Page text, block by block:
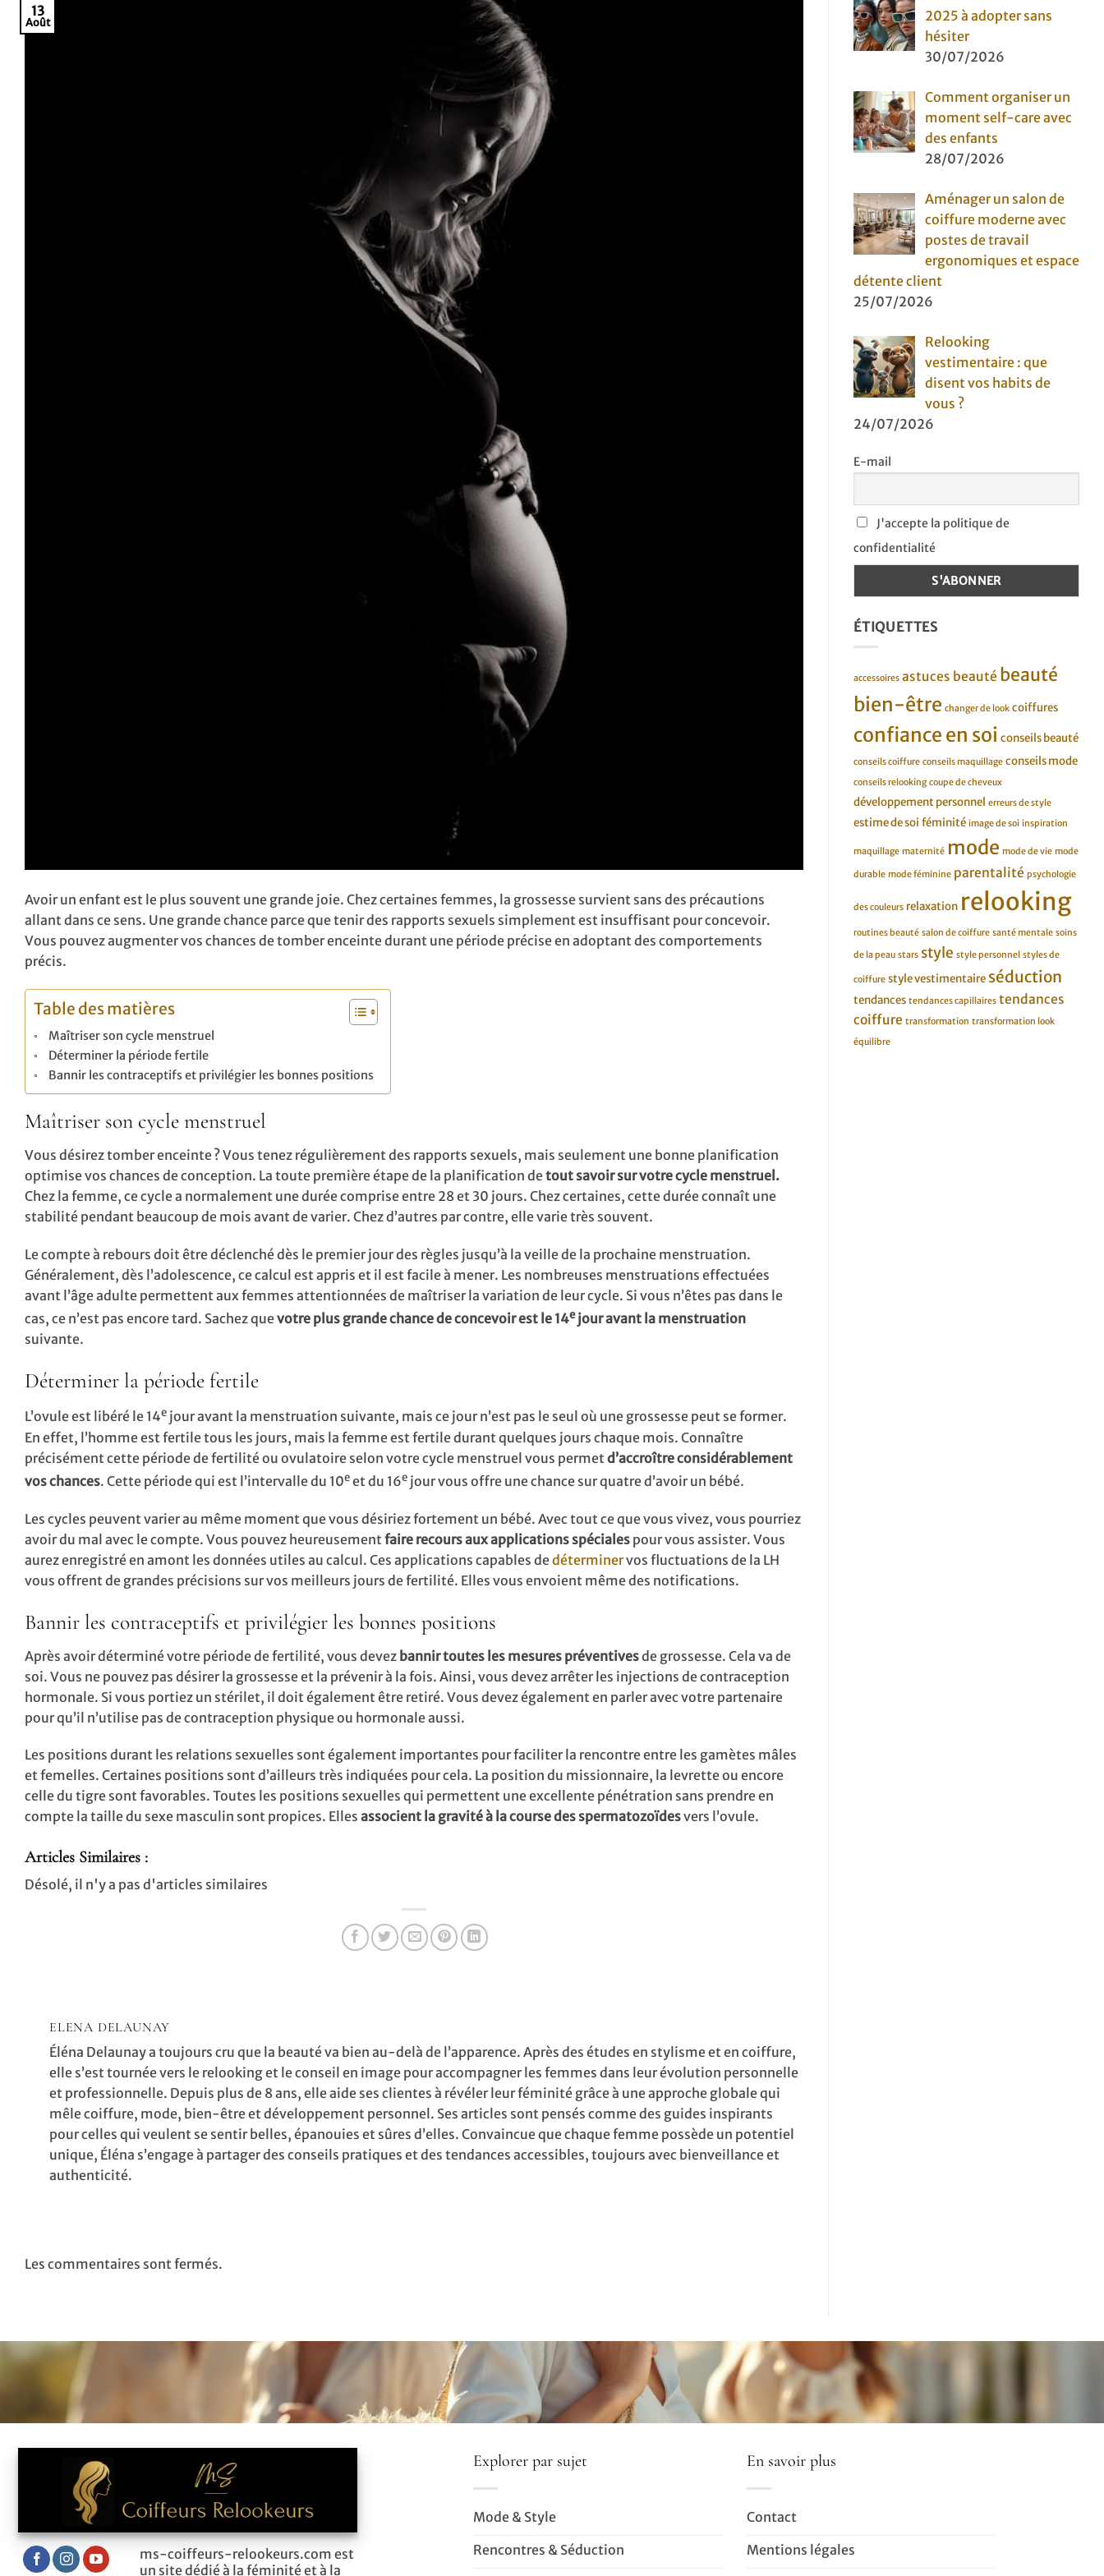
13
Août
Avoir un enfant est le plus souvent une grande joie. Chez certaines femmes, la grossesse survient sans des précautions
allant dans ce sens. Une grande chance parce que tenir des rapports sexuels simplement est insuffisant pour concevoir.
Vous pouvez augmenter vos chances de tomber enceinte durant une période précise en adoptant des comportements
précis.
Table des matières
Maîtriser son cycle menstruel
Déterminer la période fertile
Bannir les contraceptifs et privilégier les bonnes positions
Maîtriser son cycle menstruel
Vous désirez tomber enceinte ? Vous tenez régulièrement des rapports sexuels, mais seulement une bonne planification
optimise vos chances de conception. La toute première étape de la planification detout savoir sur votre cycle menstruel.
Chez la femme, ce cycle a normalement une durée comprise entre 28 et 30 jours. Chez certaines, cette durée connaît une
stabilité pendant beaucoup de mois avant de varier. Chez d’autres par contre, elle varie très souvent.
Le compte à rebours doit être déclenché dès le premier jour des règles jusqu’à la veille de la prochaine menstruation.
Généralement, dès l’adolescence, ce calcul est appris et il est facile à mener. Les nombreuses menstruations effectuées
avant l’âge adulte permettent aux femmes attentionnées de maîtriser la variation de leur cycle. Si vous n’êtes pas dans le
cas, ce n’est pas encore tard. Sachez quevotre plus grande chance de concevoir est le 14ejour avant la menstruation
suivante.
Déterminer la période fertile
L’ovule est libéré le 14e jour avant la menstruation suivante, mais ce jour n’est pas le seul où une grossesse peut se former.
En effet, l’homme est fertile tous les jours, mais la femme est fertile durant quelques jours chaque mois. Connaître
précisément cette période de fertilité ou ovulatoire selon votre cycle menstruel vous permet d’accroître considérablement
vos chances. Cette période qui est l’intervalle du 10eet du 16e jour vous offre une chance sur quatre d’avoir un bébé.
Les cycles peuvent varier au même moment que vous désiriez fortement un bébé. Avec tout ce que vous vivez, vous pourriez
avoir du mal avec le compte. Vous pouvez heureusement faire recours aux applications spéciales pour vous assister. Vous
aurez enregistré en amont les données utiles au calcul. Ces applications capables dedéterminervos fluctuations de la LH
vous offrent de grandes précisions sur vos meilleurs jours de fertilité. Elles vous envoient même des notifications.
Bannir les contraceptifs et privilégier les bonnes positions
Après avoir déterminé votre période de fertilité, vous devez bannir toutes les mesures préventivesde grossesse. Cela va de
soi. Vous ne pouvez pas désirer la grossesse et la prévenir à la fois. Ainsi, vous devez arrêter les injections de contraception
hormonale. Si vous portiez un stérilet, il doit également être retiré. Vous devez également en parler avec votre partenaire
pour qu’il n’utilise pas de contraception physique ou hormonale aussi.
Les positions durant les relations sexuelles sont également importantes pour faciliter la rencontre entre les gamètes mâles
et femelles. Certaines positions sont d’ailleurs très indiquées pour cela. La position du missionnaire, la levrette ou encore
celle du tigre sont favorables. Toutes les positions sexuelles qui permettent une excellente pénétration sans prendre en
compte la taille du sexe masculin sont propices. Elles associent la gravité à la course des spermatozoïdesvers l’ovule.
Articles Similaires :
Désolé, il n'y a pas d'articles similaires
ELENA DELAUNAY
Éléna Delaunay a toujours cru que la beauté va bien au-delà de l’apparence. Après des études en stylisme et en coiffure,
elle s’est tournée vers le relooking et le conseil en image pour accompagner les femmes dans leur évolution personnelle
et professionnelle. Depuis plus de 8 ans, elle aide ses clientes à révéler leur féminité grâce à une approche globale qui
mêle coiffure, mode, bien-être et développement personnel. Ses articles sont pensés comme des guides inspirants
pour celles qui veulent se sentir belles, épanouies et sûres d’elles. Convaincue que chaque femme possède un potentiel
unique, Éléna s’engage à partager des conseils pratiques et des tendances accessibles, toujours avec bienveillance et
authenticité.
Les commentaires sont fermés.
2025 à adopter sans
hésiter
30/07/2026
Comment organiser un
moment self-care avec
des enfants
28/07/2026
Aménager un salon de
coiffure moderne avec
postes de travail
ergonomiques et espace
détente client
25/07/2026
Relooking
vestimentaire : que
disent vos habits de
vous ?
24/07/2026
E-mail
J'accepte la politique de
confidentialité
ÉTIQUETTES
accessoires astuces beauté beauté
bien-être changer de look coiffures
confiance en soi conseils beauté
conseils coiffure conseils maquillage conseils mode
conseils relooking coupe de cheveux
développement personnel erreurs de style
estime de soi féminité image de soi inspiration
maquillage maternité mode mode de vie mode
durable mode féminine parentalité psychologie
des couleurs relaxation relooking
routines beauté salon de coiffure santé mentale soins
de la peau stars style style personnel styles de
coiffure style vestimentaire séduction
tendances tendances capillaires tendances
coiffure transformation transformation look
équilibre
ms-coiffeurs-relookeurs.com est
un site dédié à la féminité et à la
Explorer par sujet
Mode & Style
Rencontres & Séduction
En savoir plus
Contact
Mentions légales